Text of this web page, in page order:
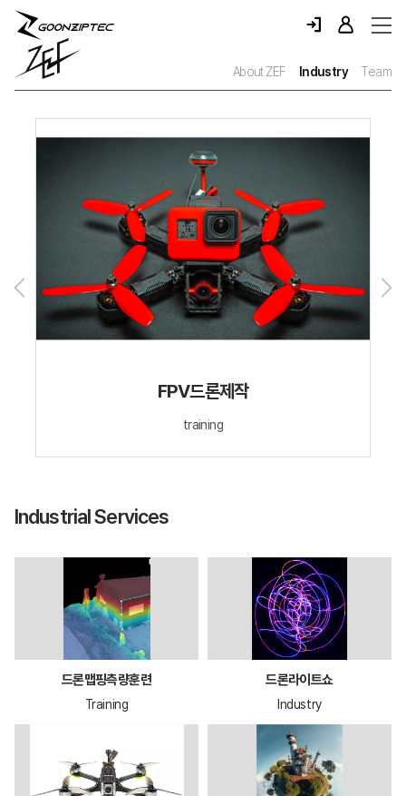
About ZEF Industry Team
FPV드론제작
training
Industrial Services
드론맵핑측량훈련
Training
드론라이트쇼
Industry